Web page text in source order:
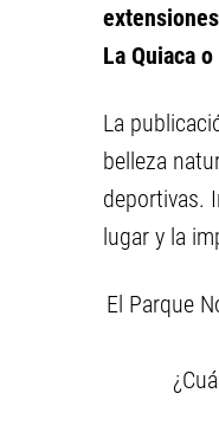
La Quiaca
La
belleza
deportivas.
lugar y la
El Parque